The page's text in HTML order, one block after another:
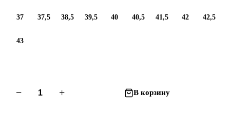
37 37,5 38,5 39,5 40 40,5 41,5 42 42,5
43
− + В корзину